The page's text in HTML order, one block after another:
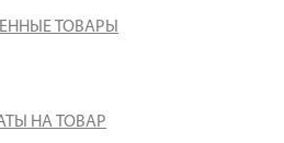
ТОВАРЫ
НА ТОВАР